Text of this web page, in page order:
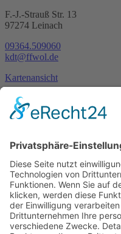
F.-J.-Strauß Str. 13
97274 Leinach
09364.509060
kdt@ffwol.de
Kartenansicht
Im Notfall
Kontakt
Goldstraße 41
97274 Leinach
09364.8080-20
info@ff-oberleinach.de